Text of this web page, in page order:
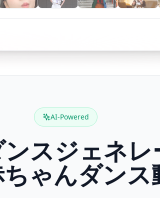
AI-Powered
スジェネ
ゃんダンス